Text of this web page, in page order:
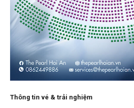
Thông tin vé & trải nghiệm